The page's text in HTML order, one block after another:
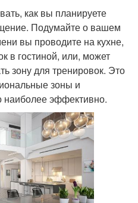
как вы планируете
Подумайте о вашем
вы проводите на кухне,
в гостиной, или, может
зону для тренировок. Это
зоны и
наиболее эффективно.